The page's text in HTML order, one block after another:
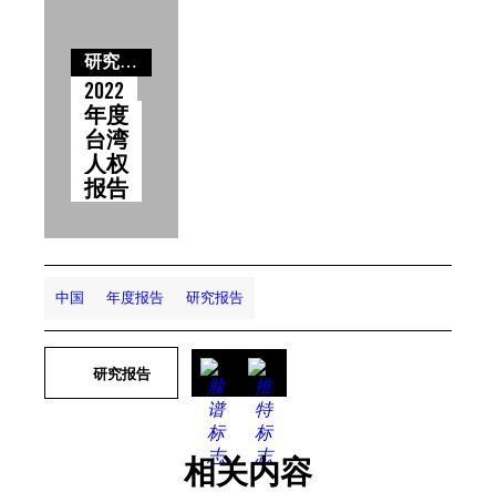
研究报告
2022
年度
台湾
人权
报告
中国 年度报告 研究报告
研究报告
相关内容